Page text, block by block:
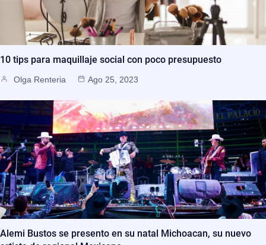
10 tips para maquillaje social con poco presupuesto
Olga Renteria Ago 25, 2023
Alemi Bustos se presento en su natal Michoacan, su nuevo